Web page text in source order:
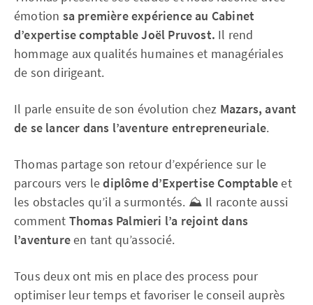
émotion sa première expérience au Cabinet
d’expertise comptable Joël Pruvost. Il rend
hommage aux qualités humaines et managériales
de son dirigeant.
Il parle ensuite de son évolution chez Mazars, avant
de se lancer dans l’aventure entrepreneuriale.
Thomas partage son retour d’expérience sur le
parcours vers lediplôme d’Expertise Comptableet
les obstacles qu’il a surmontés. ⛰️ Il raconte aussi
comment Thomas Palmieri l’a rejoint dans
l’aventureen tant qu’associé.
Tous deux ont mis en place des process pour
optimiser leur temps et favoriser le conseil auprès